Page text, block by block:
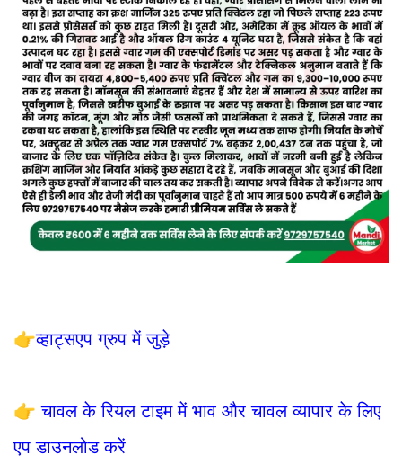
👉व्हाट्सएप ग्रुप में जुड़े
👉चावल के रियल टाइम में भाव और चावल व्यापार के लिए
एप डाउनलोड करें